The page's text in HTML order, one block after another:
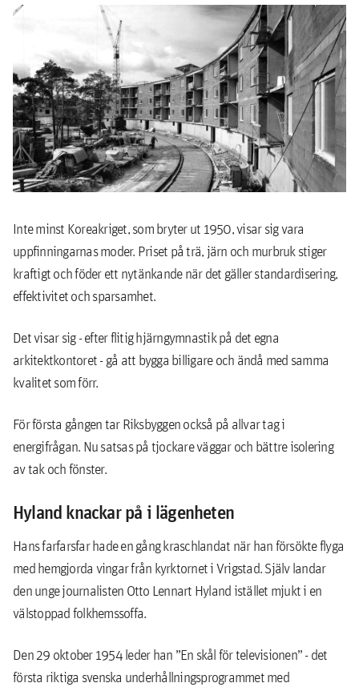
Inte minst Koreakriget, som bryter ut 1950, visar sig vara
uppfinningarnas moder. Priset på trä, järn och murbruk stiger
kraftigt och föder ett nytänkande när det gäller standardisering,
effektivitet och sparsamhet.
Det visar sig - efter flitig hjärngymnastik på det egna
arkitektkontoret - gå att bygga billigare och ändå med samma
kvalitet som förr.
För första gången tar Riksbyggen också på allvar tag i
energifrågan. Nu satsas på tjockare väggar och bättre isolering
av tak och fönster.
Hyland knackar på i lägenheten
Hans farfarsfar hade en gång kraschlandat när han försökte flyga
med hemgjorda vingar från kyrktornet i Vrigstad. Själv landar
den unge journalisten Otto Lennart Hyland istället mjukt i en
välstoppad folkhemssoffa.
Den 29 oktober 1954 leder han ”En skål för televisionen” - det
första riktiga svenska underhållningsprogrammet med